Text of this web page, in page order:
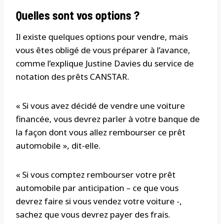
Quelles sont vos options ?
Il existe quelques options pour vendre, mais
vous êtes obligé de vous préparer à l’avance,
comme l’explique Justine Davies du service de
notation des prêts CANSTAR.
« Si vous avez décidé de vendre une voiture
financée, vous devrez parler à votre banque de
la façon dont vous allez rembourser ce prêt
automobile », dit-elle.
« Si vous comptez rembourser votre prêt
automobile par anticipation – ce que vous
devrez faire si vous vendez votre voiture -,
sachez que vous devrez payer des frais.